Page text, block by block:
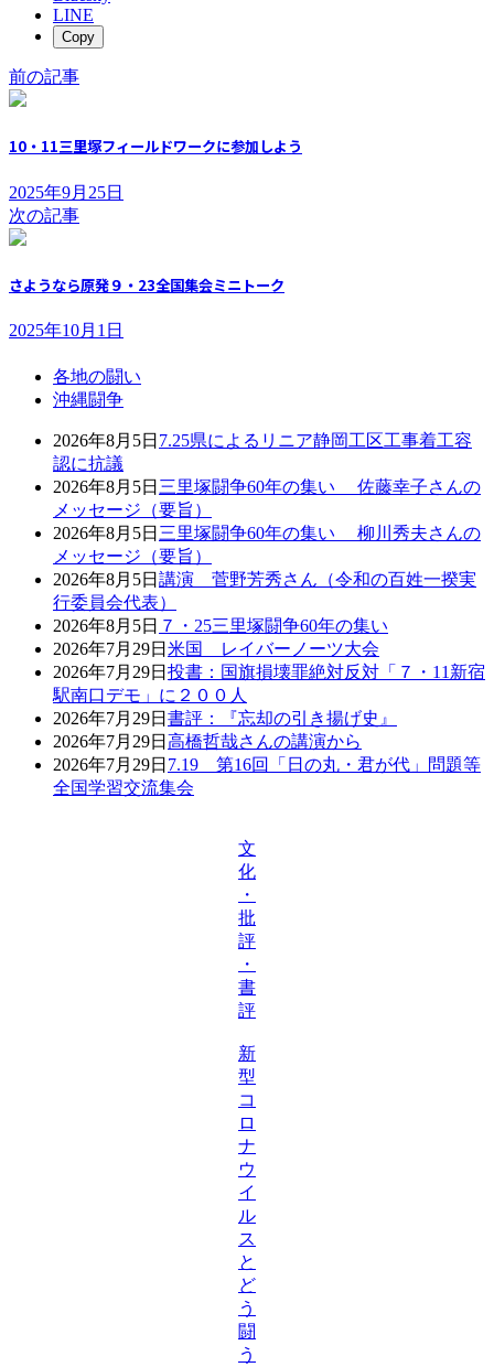
LINE
Copy
前の記事
10・11三里塚フィールドワークに参加しよう
2025年9月25日
次の記事
さようなら原発９・23全国集会ミニトーク
2025年10月1日
各地の闘い
沖縄闘争
2026年8月5日 7.25県によるリニア静岡工区工事着工容
認に抗議
2026年8月5日 三里塚闘争60年の集い 佐藤幸子さんの
メッセージ（要旨）
2026年8月5日 三里塚闘争60年の集い 柳川秀夫さんの
メッセージ（要旨）
2026年8月5日 講演 菅野芳秀さん（令和の百姓一揆実
行委員会代表）
2026年8月5日 ７・25三里塚闘争60年の集い
2026年7月29日 米国 レイバーノーツ大会
2026年7月29日 投書：国旗損壊罪絶対反対「７・11新宿
駅南口デモ」に２００人
2026年7月29日 書評：『忘却の引き揚げ史』
2026年7月29日 高橋哲哉さんの講演から
2026年7月29日 7.19 第16回「日の丸・君が代」問題等
全国学習交流集会
文
化
・
批
評
・
書
評
新
型
コ
ロ
ナ
ウ
イ
ル
ス
と
ど
う
闘
う